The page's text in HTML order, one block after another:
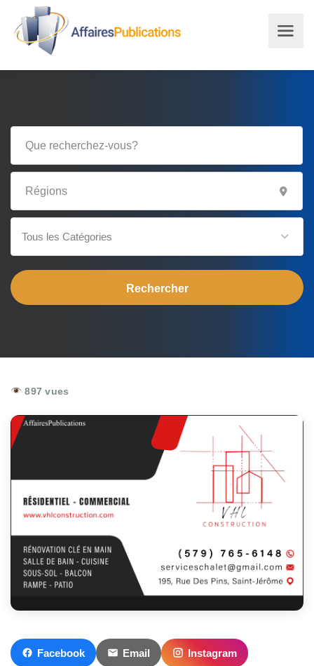
Tous les Catégories
897 vues
Facebook Email Instagram